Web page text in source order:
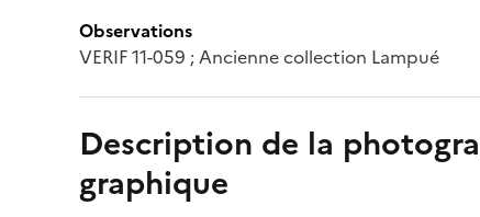
Observations
VERIF 11-059 ; Ancienne collection Lampué
Description de la
graphique